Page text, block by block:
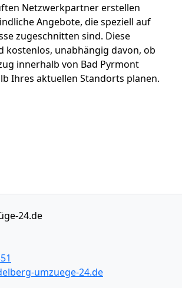
Netzwerkpartner erstellen
Angebote, die speziell auf
zugeschnitten sind. Diese
kostenlos, unabhängig davon, ob
innerhalb von Bad Pyrmont
Ihres aktuellen Standorts planen.
24.de
umzuege-24.de